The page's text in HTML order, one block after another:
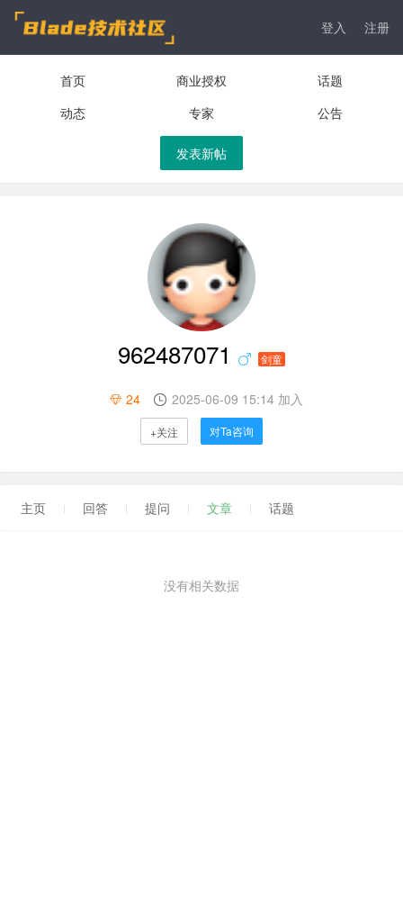
登入 注册
首页 商业授权
话题
动态
专家 公告
发表新帖
962487071 剑童
24 2025-06-09 15:14 加入
+关注 对Ta咨询
主页 回答 提问 文章 话题
没有相关数据